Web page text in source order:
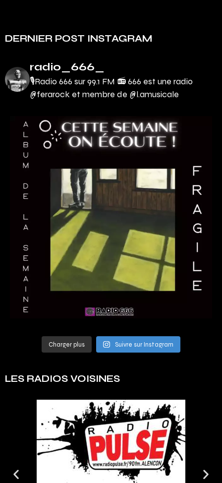
DERNIER POST INSTAGRAM
radio_666_
🎙Radio 666 sur 99.1 FM 📻666 est une radio
@ferarock et membre de @l.amusicale
Charger plus Suivre sur Instagram
LES RADIOS VOISINES